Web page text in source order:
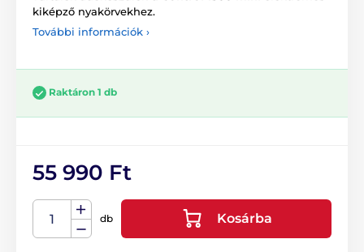
kiképző nyakörvekhez.
További információk ›
Raktáron 1 db
55 990 Ft
db Kosárba